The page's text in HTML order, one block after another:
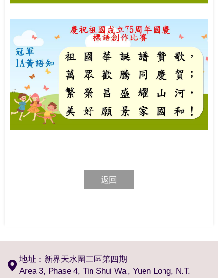
返回
地址：新界天水圍三區第四期
Area 3, Phase 4, Tin Shui Wai, Yuen Long, N.T.